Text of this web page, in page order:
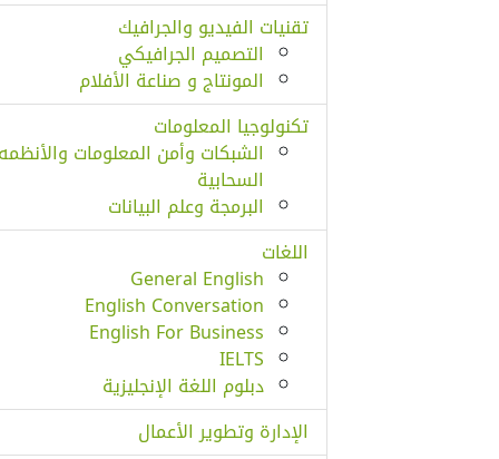
تقنيات الفيديو والجرافيك
التصميم الجرافيكي
المونتاج و صناعة الأفلام
تكنولوجيا المعلومات
الشبكات وأمن المعلومات والأنظمه
السحابية
البرمجة وعلم البيانات
اللغات
General English
English Conversation
English For Business
IELTS
دبلوم اللغة الإنجليزية
الإدارة وتطوير الأعمال